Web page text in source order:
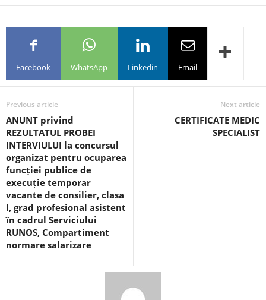
Facebook WhatsApp Linkedin Email
Previous article
ANUNT privind
REZULTATUL PROBEI
INTERVIULUI la concursul
organizat pentru ocuparea
funcției publice de
execuție temporar
vacante de consilier, clasa
I, grad profesional asistent
în cadrul Serviciului
RUNOS, Compartiment
normare salarizare
Next article
CERTIFICATE MEDIC
SPECIALIST